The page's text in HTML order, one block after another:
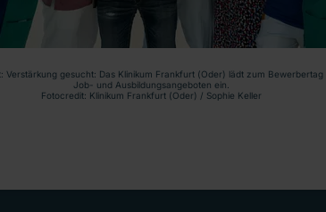
Verstärkung gesucht: Das Klinikum Frankfurt (Oder) lädt zum Bewerbertag
Job- und Ausbildungsangeboten ein.
Fotocredit: Klinikum Frankfurt (Oder) / Sophie Keller